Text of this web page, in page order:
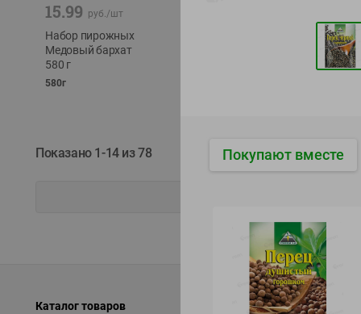
15.99 руб./шт
Набор пирожных
Медовый бархат
580 г
580г
230г
Показано 1-14 из 78
Каталог товаров Специально для вас
Покупают вместе